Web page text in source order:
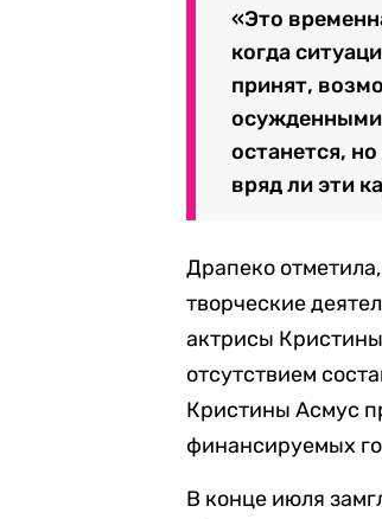
«Это
когда
принят,
осужденными
останется,
вряд ли эти
Драпеко
творческие
актрисы
отсутствием
Кристины Асмус
финансируемых
В конце июля